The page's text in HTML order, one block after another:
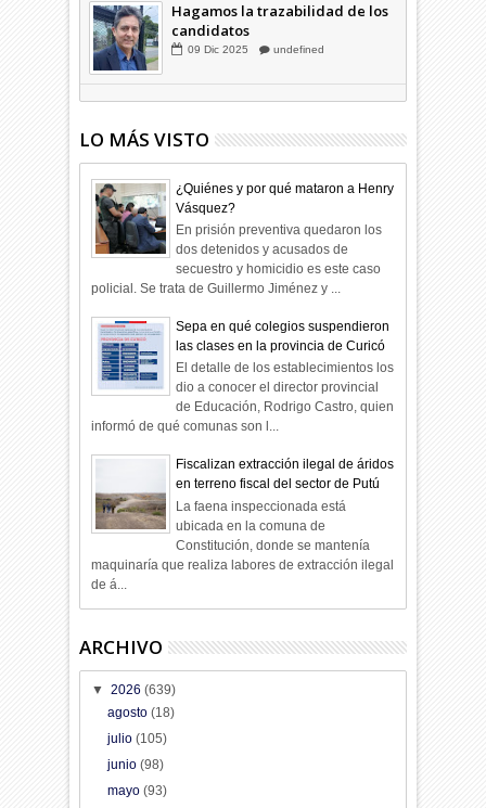
Hagamos la trazabilidad de los
candidatos
LO MÁS VISTO
¿Quiénes y por qué mataron a Henry
Vásquez?
En prisión preventiva quedaron los
dos detenidos y acusados de
secuestro y homicidio es este caso
policial. Se trata de Guillermo Jiménez y ...
Sepa en qué colegios suspendieron
las clases en la provincia de Curicó
El detalle de los establecimientos los
dio a conocer el director provincial
de Educación, Rodrigo Castro, quien
informó de qué comunas son l...
Fiscalizan extracción ilegal de áridos
en terreno fiscal del sector de Putú
La faena inspeccionada está
ubicada en la comuna de
Constitución, donde se mantenía
maquinaría que realiza labores de extracción ilegal
de á...
ARCHIVO
▼2026(639)
agosto (18)
julio (105)
junio (98)
mayo (93)